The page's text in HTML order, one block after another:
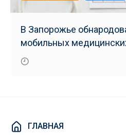
В Запорожье
мобильных
ГЛАВНАЯ